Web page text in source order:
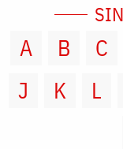
A B C
J
K L